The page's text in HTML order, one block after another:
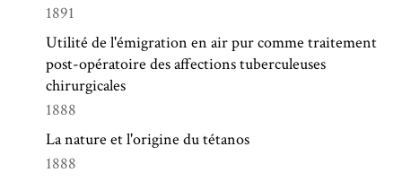
1891
Utilité de l'émigration en air pur comme traitement
post-opératoire des affections tuberculeuses
chirurgicales
1888
La nature et l'origine du tétanos
1888